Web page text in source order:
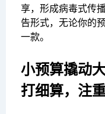
享，形成病毒式传
告形式，无论你的
一款。
小预算撬动
打细算，注